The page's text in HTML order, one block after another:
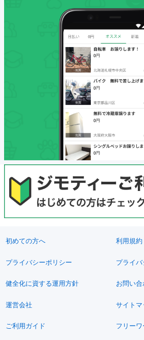
初めての方へ 利用規約
プライバシーポリシー プライ
健全化に資する運用方針 お問い合
運営会社 サイトマ
ご利用ガイド フリー